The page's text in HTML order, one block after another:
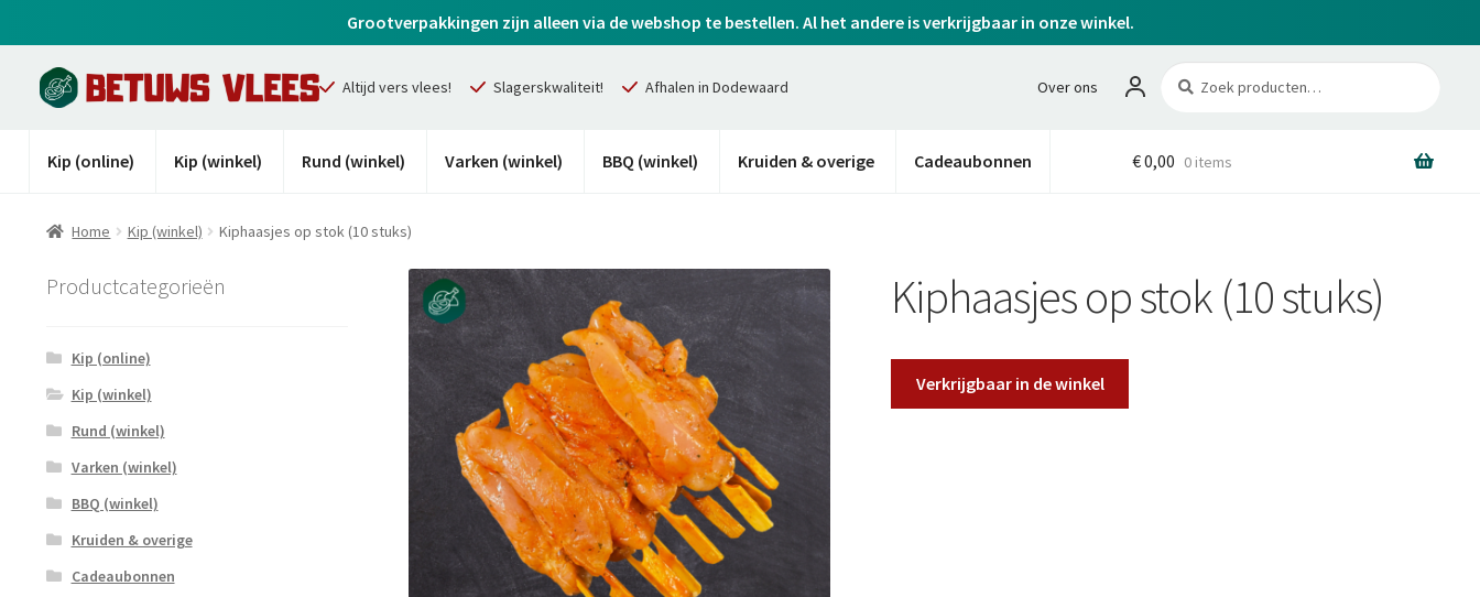
Grootverpakkingen zijn alleen via de webshop te bestellen. Al het andere is verkrijgbaar in onze winkel.
Altijd vers vlees! Slagerskwaliteit! Afhalen in Dodewaard Over ons
Zoeken
naar:
Zoeken
Kip (online) Kip (winkel) Rund (winkel) Varken (winkel) BBQ (winkel) Kruiden & overige Cadeaubonnen €0,00 0 items
Home Kip (winkel) Kiphaasjes op stok (10 stuks)
Kiphaasjes op stok (10 stuks)
Verkrijgbaar in de winkel
Productcategorieën
Kip (online)
Kip (winkel)
Rund (winkel)
Varken (winkel)
BBQ (winkel)
Kruiden & overige
Cadeaubonnen